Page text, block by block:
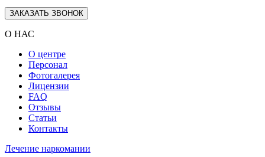
О НАС
О центре
Персонал
Фотогалерея
Лицензии
FAQ
Отзывы
Статьи
Контакты
Лечение наркомании